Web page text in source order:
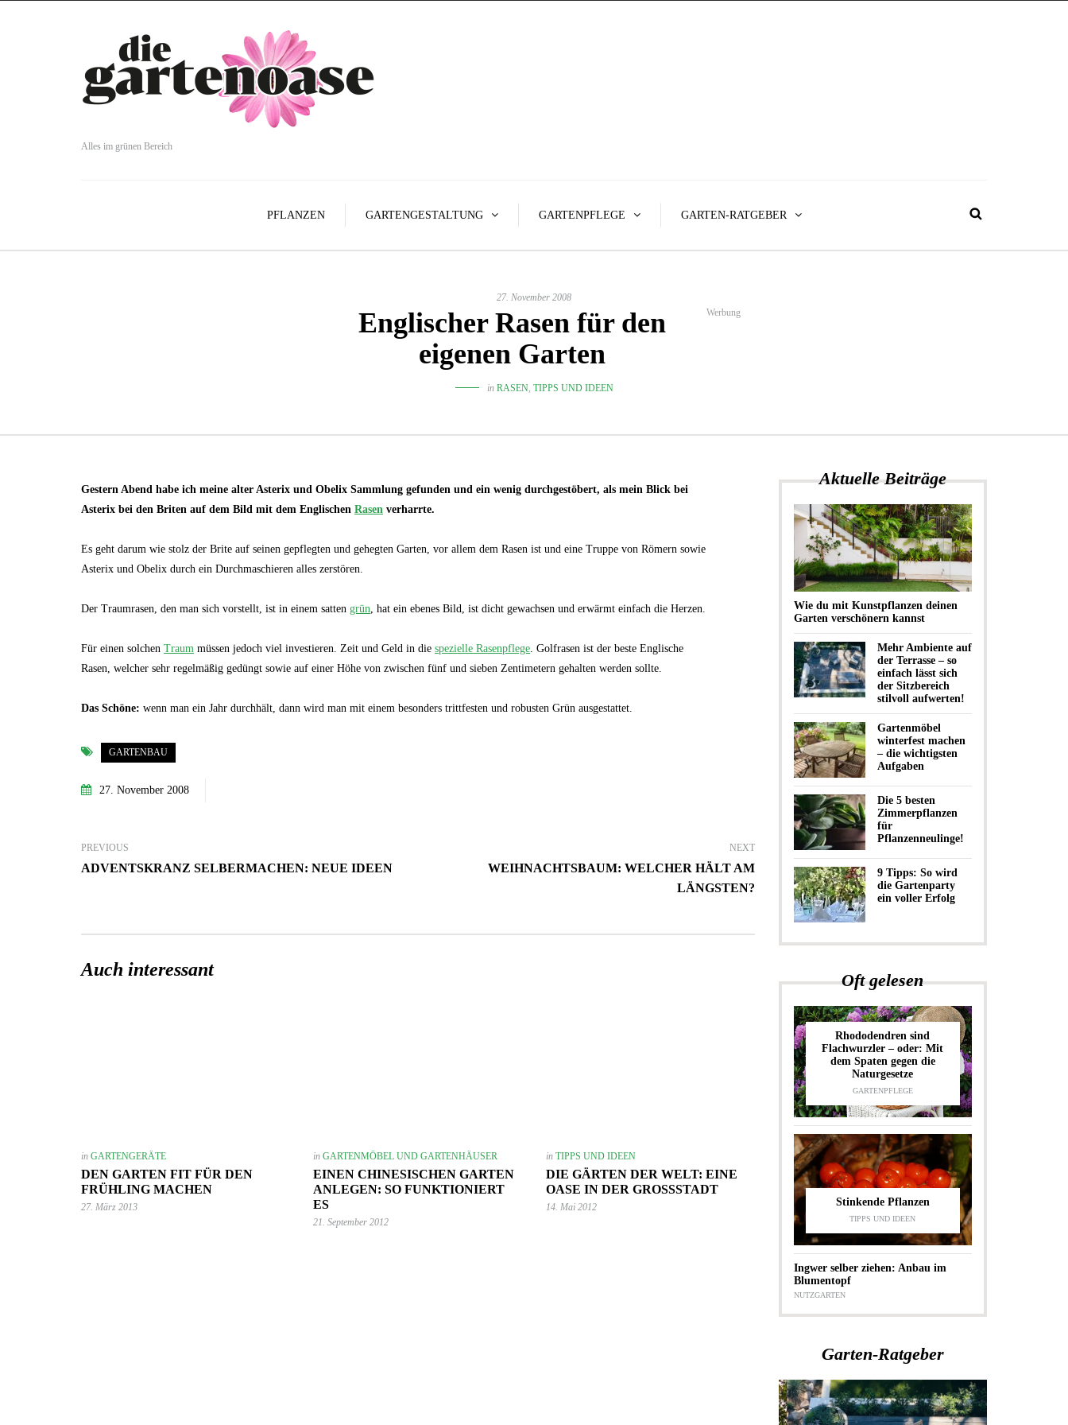
Alles im grünen Bereich
PFLANZEN GARTENGESTALTUNG GARTENPFLEGE GARTEN-RATGEBER
27. November 2008
Englischer Rasen für den
eigenen Garten
Werbung
in RASEN, TIPPS UND IDEEN
Gestern Abend habe ich meine alter Asterix und Obelix Sammlung gefunden und ein wenig durchgestöbert, als mein Blick bei
Asterix bei den Briten auf dem Bild mit dem Englischen Rasen verharrte.
Es geht darum wie stolz der Brite auf seinen gepflegten und gehegten Garten, vor allem dem Rasen ist und eine Truppe von Römern sowie
Asterix und Obelix durch ein Durchmaschieren alles zerstören.
Der Traumrasen, den man sich vorstellt, ist in einem satten grün, hat ein ebenes Bild, ist dicht gewachsen und erwärmt einfach die Herzen.
Für einen solchen Traum müssen jedoch viel investieren. Zeit und Geld in die spezielle Rasenpflege. Golfrasen ist der beste Englische
Rasen, welcher sehr regelmäßig gedüngt sowie auf einer Höhe von zwischen fünf und sieben Zentimetern gehalten werden sollte.
Das Schöne: wenn man ein Jahr durchhält, dann wird man mit einem besonders trittfesten und robusten Grün ausgestattet.
GARTENBAU
27. November 2008
PREVIOUS
ADVENTSKRANZ SELBERMACHEN: NEUE IDEEN
NEXT
WEIHNACHTSBAUM: WELCHER HÄLT AM
LÄNGSTEN?
Auch interessant
in GARTENGERÄTE
DEN GARTEN FIT FÜR DEN
FRÜHLING MACHEN
27. März 2013
inGARTENMÖBEL UND GARTENHÄUSER
EINEN CHINESISCHEN GARTEN
ANLEGEN: SO FUNKTIONIERT
ES
21. September 2012
in TIPPS UND IDEEN
DIE GÄRTEN DER WELT: EINE
OASE IN DER GROSSSTADT
14. Mai 2012
Aktuelle Beiträge
Wie du mit Kunstpflanzen deinen
Garten verschönern kannst
Mehr Ambiente auf
der Terrasse – so
einfach lässt sich
der Sitzbereich
stilvoll aufwerten!
Gartenmöbel
winterfest machen
– die wichtigsten
Aufgaben
Die 5 besten
Zimmerpflanzen
für
Pflanzenneulinge!
9 Tipps: So wird
die Gartenparty
ein voller Erfolg
Oft gelesen
Rhododendren sind
Flachwurzler – oder: Mit
dem Spaten gegen die
Naturgesetze
GARTENPFLEGE
Stinkende Pflanzen
TIPPS UND IDEEN
Ingwer selber ziehen: Anbau im
Blumentopf
NUTZGARTEN
Garten-Ratgeber